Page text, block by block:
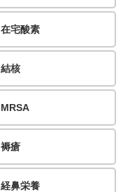
在宅酸素
結核
MRSA
褥瘡
経鼻栄養